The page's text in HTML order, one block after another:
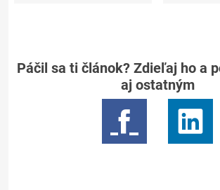
Páčil sa ti článok? Zdieľaj ho a
aj ostatným